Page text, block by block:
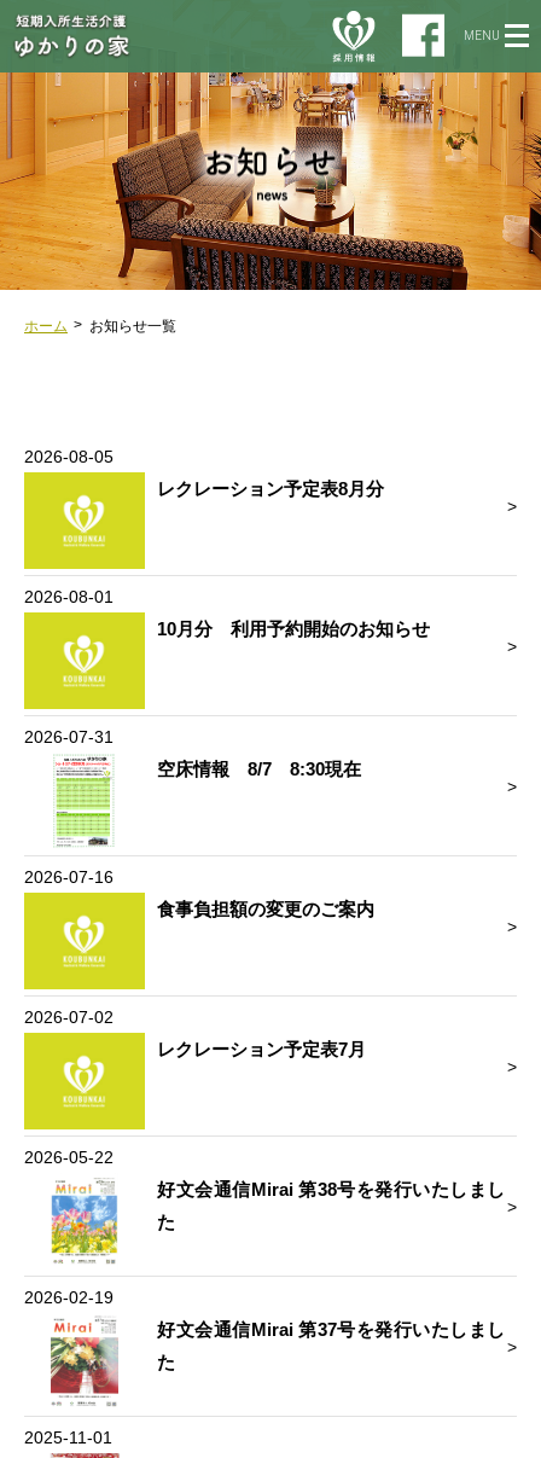
MENU
ホーム お知らせ一覧
2026-08-05
レクレーション予定表8月分
2026-08-01
10月分 利用予約開始のお知らせ
2026-07-31
空床情報 8/7 8:30現在
2026-07-16
食事負担額の変更のご案内
2026-07-02
レクレーション予定表7月
2026-05-22
好文会通信Mirai 第38号を発行いたしまし
た
2026-02-19
好文会通信Mirai 第37号を発行いたしまし
た
2025-11-01